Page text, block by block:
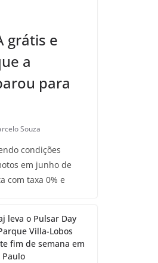
grátis e
a
para
Souza
condições
em junho de
com taxa 0% e
leva o Pulsar Day
Villa-Lobos
fim de semana em
Paulo